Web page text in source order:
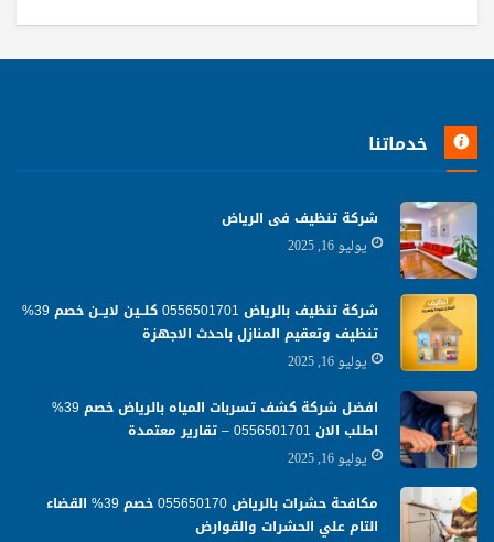
خدماتنا
شركة تنظيف فى الرياض
يوليو 16, 2025
شركة تنظيف بالرياض 0556501701 كلــين لايــن خصم 39%
تنظيف وتعقيم المنازل باحدث الاجهزة
يوليو 16, 2025
افضل شركة كشف تسربات المياه بالرياض خصم 39%
اطلب الان 0556501701‬‏ – تقارير معتمدة
يوليو 16, 2025
مكافحة حشرات بالرياض 055650170 خصم 39% القضاء
التام علي الحشرات والقوارض